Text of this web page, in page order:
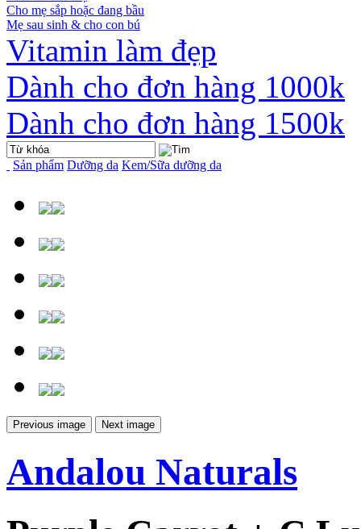
Cho mẹ sắp hoặc đang bầu
Mẹ sau sinh & cho con bú
Vitamin làm đẹp
Dành cho đơn hàng 1000k
Dành cho đơn hàng 1500k
Sản phẩm Dưỡng da Kem/Sữa dưỡng da
Previous image Next image
Andalou Naturals